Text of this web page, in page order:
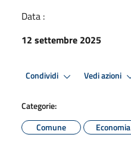
Data :
12 settembre 2025
Condividi Vedi azioni
Categorie:
Comune
Economia